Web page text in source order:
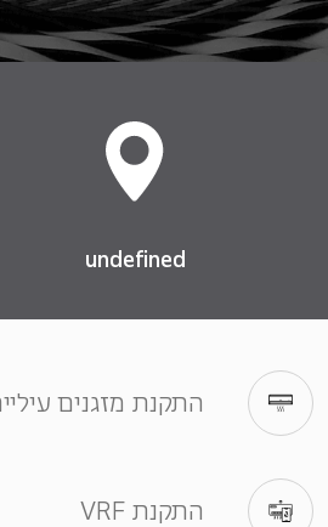
undefined
התקנת מזגנים
התקנת VRF